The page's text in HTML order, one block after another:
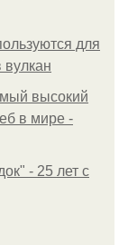
для
вулкан
высокий
в мире -
- 25 лет с